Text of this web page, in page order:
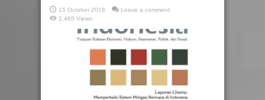
15 October 2018
Leave a comment
2,465 Views